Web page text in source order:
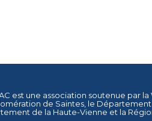
est une association soutenue par la
de Saintes , le
de la Haute-Vienne et la